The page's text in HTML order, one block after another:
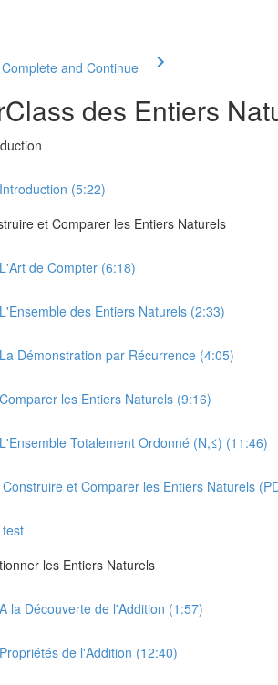
Complete and Continue
des Entiers
(5:22)
et Comparer les Entiers Naturels
de Compter (6:18)
des Entiers Naturels (2:33)
Démonstration par Récurrence (4:05)
les Entiers Naturels (9:16)
Totalement Ordonné (N,≤) (11:46)
et Comparer les Entiers Naturels
les Entiers Naturels
la Découverte de l'Addition (1:57)
de l'Addition (12:40)